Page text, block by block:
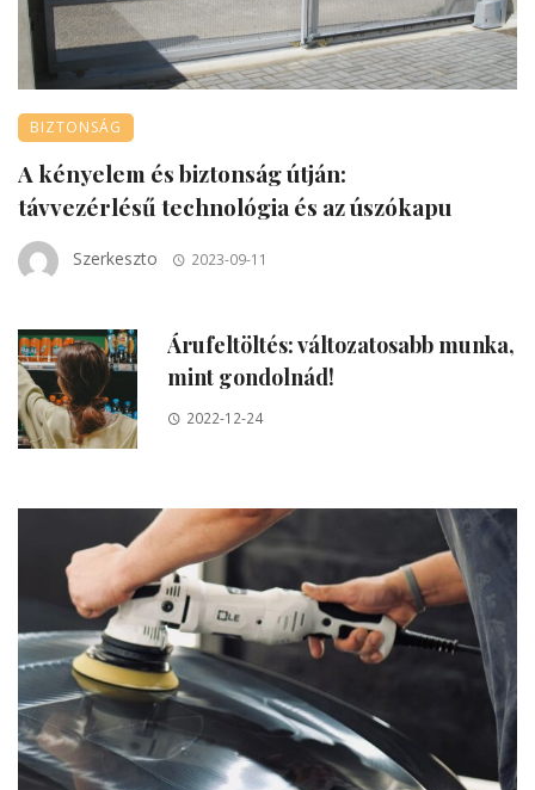
BIZTONSÁG
A kényelem és biztonság útján:
távvezérlésű technológia és az úszókapu
Szerkeszto 2023-09-11
Árufeltöltés: változatosabb munka,
mint gondolnád!
2022-12-24